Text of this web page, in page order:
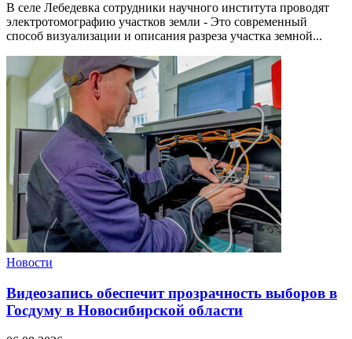
В селе Лебедевка сотрудники научного института проводят
электротомографию участков земли - Это современный
способ визуализации и описания разреза участка земной...
Новости
Видеозапись обеспечит прозрачность выборов в
Госдуму в Новосибирской области